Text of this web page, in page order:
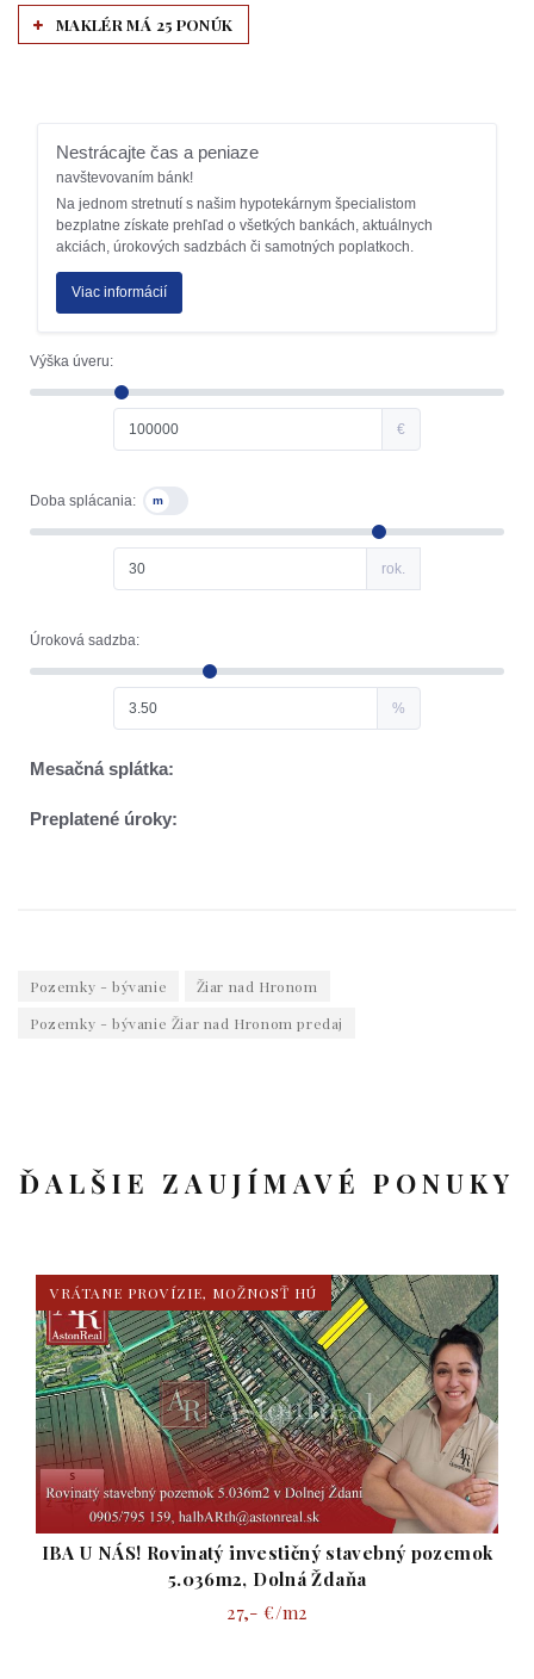
MAKLÉR MÁ 25 PONÚK
Pozemky - bývanie
Žiar nad Hronom
Pozemky - bývanie Žiar nad Hronom predaj
ĎALŠIE ZAUJÍMAVÉ PONUKY
VRÁTANE PROVÍZIE, MOŽNOSŤ HÚ
IBA U NÁS! Rovinaté investičné stavebné
6.496m2, Dolná Ždaňa